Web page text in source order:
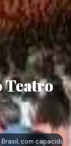
Teatro
com